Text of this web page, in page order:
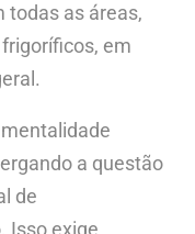
todas as áreas,
em
a questão
de
Isso exige